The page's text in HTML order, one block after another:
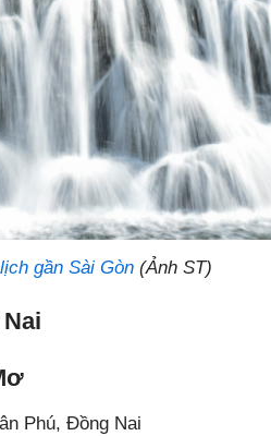
gần Sài Gòn (Ảnh ST)
Phú, Đồng Nai